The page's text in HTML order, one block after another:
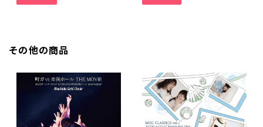
その他の商品